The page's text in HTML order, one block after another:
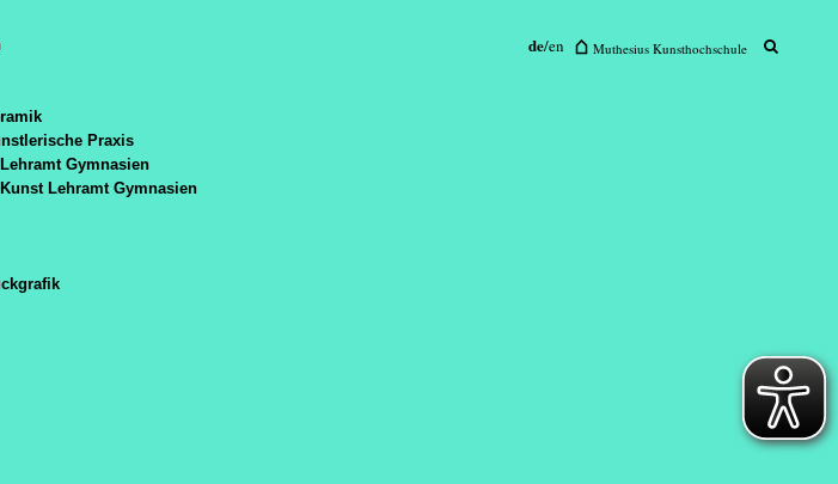
Shop
an
de/en Muthesius Kunsthochschule
Praxis
Gymnasien
Lehramt Gymnasien